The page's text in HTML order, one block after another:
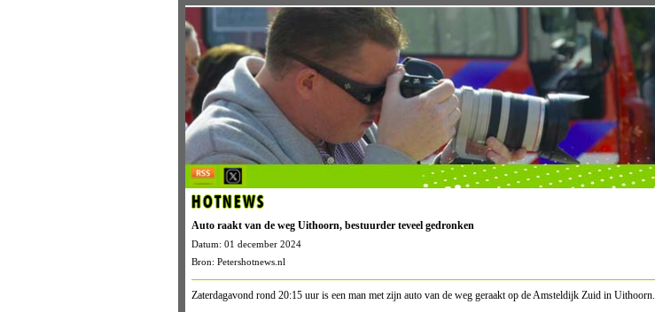
HOTNEWS
Auto raakt van de weg Uithoorn, bestuurder teveel gedronken
Datum: 01 december 2024
Bron: Petershotnews.nl
Zaterdagavond rond 20:15 uur is een man met zijn auto van de weg geraakt op de Amsteldijk Zuid in Uithoorn.